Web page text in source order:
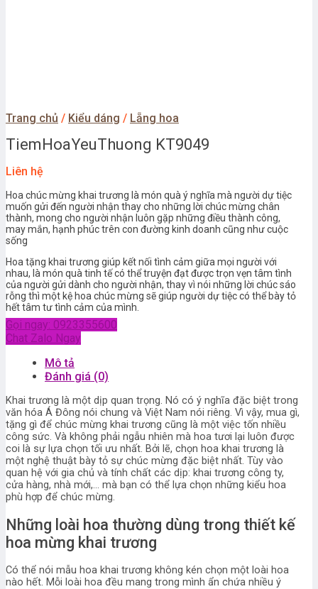
Trang chủ / Kiểu dáng / Lẵng hoa
TiemHoaYeuThuong KT9049
Liên hệ
Hoa chúc mừng khai trương là món quà ý nghĩa mà người dự tiệc
muốn gửi đến người nhận thay cho những lời chúc mừng chân
thành, mong cho người nhận luôn gặp những điều thành công,
may mắn, hạnh phúc trên con đường kinh doanh cũng như cuộc
sống
Hoa tặng khai trương giúp kết nối tình cảm giữa mọi người với
nhau, là món quà tinh tế có thể truyện đạt được trọn vẹn tâm tình
của người gửi dành cho người nhận, thay vì nói những lời chúc sáo
rỗng thì một kệ hoa chúc mừng sẽ giúp người dự tiệc có thể bày tỏ
hết tâm tư tình cảm của mình.
Gọi ngay: 0923355600
Chat Zalo Ngay
Mô tả
Đánh giá (0)
Khai trương là một dịp quan trọng. Nó có ý nghĩa đặc biệt trong
văn hóa Á Đông nói chung và Việt Nam nói riêng. Vì vậy, mua gì,
tặng gì để chúc mừng khai trương cũng là một việc tốn nhiều
công sức. Và không phải ngẫu nhiên mà hoa tươi lại luôn được
coi là sự lựa chọn tối ưu nhất. Bởi lẽ, chọn hoa khai trương là
một nghệ thuật bày tỏ sự chúc mừng đặc biệt nhất. Tùy vào
quan hệ với gia chủ và tính chất các dịp: khai trương công ty,
cửa hàng, nhà mới,… mà bạn có thể lựa chọn những kiểu hoa
phù hợp để chúc mừng.
Những loài hoa thường dùng trong thiết kế
hoa mừng khai trương
Có thể nói mẫu hoa khai trương không kén chọn một loài hoa
nào hết. Mỗi loài hoa đều mang trong mình ẩn chứa nhiều ý